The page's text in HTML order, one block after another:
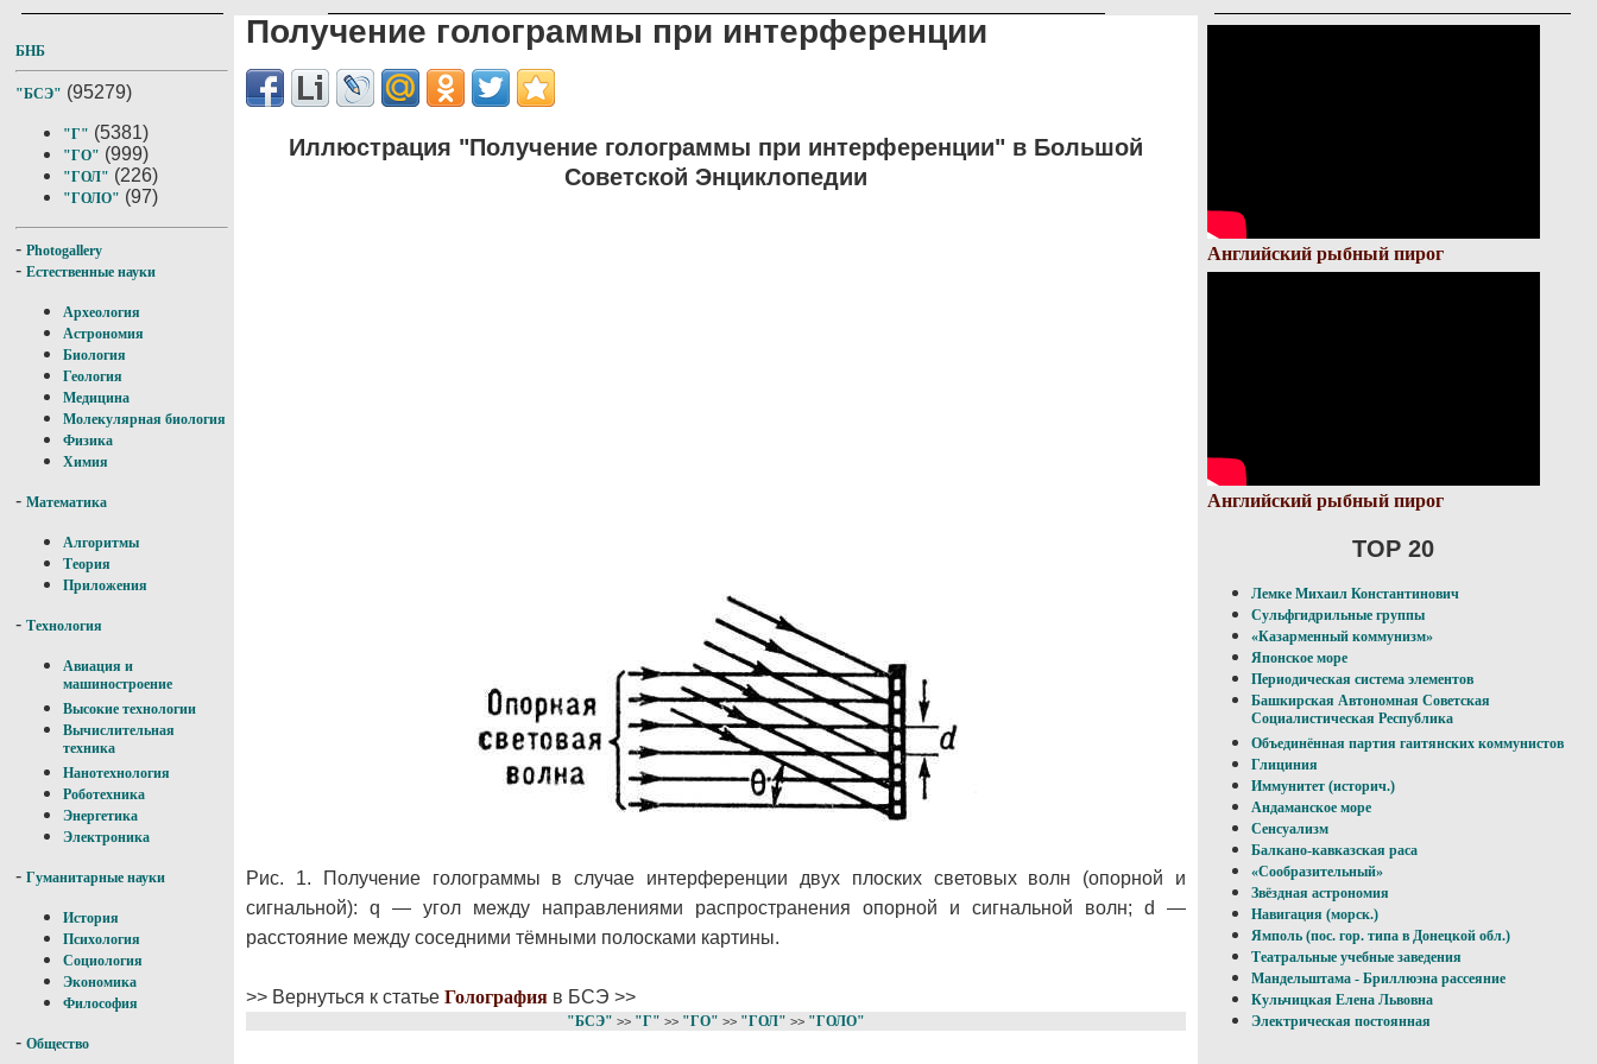
БНБ
"БСЭ" (95279)
"Г" (5381)
"ГО" (999)
"ГОЛ" (226)
"ГОЛО" (97)
- Photogallery
- Естественные науки
Археология
Астрономия
Биология
Геология
Медицина
Молекулярная биология
Физика
Химия
- Математика
Алгоритмы
Теория
Приложения
- Технология
Авиация и
машиностроение
Высокие технологии
Вычислительная
техника
Нанотехнология
Роботехника
Энергетика
Электроника
- Гуманитарные науки
История
Психология
Социология
Экономика
Философия
- Общество
Получение голограммы при интерференции
Иллюстрация "Получение голограммы при интерференции" в Большой
Советской Энциклопедии
Рис. 1. Получение голограммы в случае интерференции двух плоских световых волн (опорной и
сигнальной): q — угол между направлениями распространения опорной и сигнальной волн; d —
расстояние между соседними тёмными полосками картины.
>> Вернуться к статье Голография в БСЭ >>
"БСЭ" >> "Г" >> "ГО" >> "ГОЛ" >> "ГОЛО"
Английский рыбный пирог
Английский рыбный пирог
TOP 20
Лемке Михаил Константинович
Сульфгидрильные группы
«Казарменный коммунизм»
Японское море
Периодическая система элементов
Башкирская Автономная Советская
Социалистическая Республика
Объединённая партия гаитянских коммунистов
Глициния
Иммунитет (историч.)
Андаманское море
Сенсуализм
Балкано-кавказская раса
«Сообразительный»
Звёздная астрономия
Навигация (морск.)
Ямполь (пос. гор. типа в Донецкой обл.)
Театральные учебные заведения
Мандельштама - Бриллюэна рассеяние
Кульчицкая Елена Львовна
Электрическая постоянная